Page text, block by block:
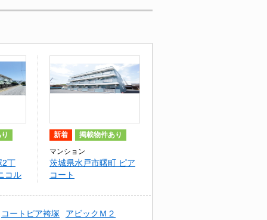
2丁
コル
新着 掲載物件あり
マンション
茨城県水戸市曙町 ピア
コート
コートピア袴塚
アビックＭ２